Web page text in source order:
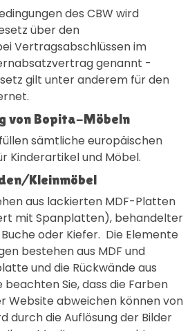
des CBW wird
über den
Vertragsabschlüssen im
genannt -
gilt unter anderem für den
von Bopita-Möbeln
sämtliche europäischen
Kinderartikel und Möbel.
Kleinmöbel
aus lackierten MDF-Platten
mit Spanplatten), behandelter
oder Kiefer. Die Elemente
bestehen aus MDF und
und die Rückwände aus
Sie, dass die Farben
Website abweichen können von
durch die Auflösung der Bilder